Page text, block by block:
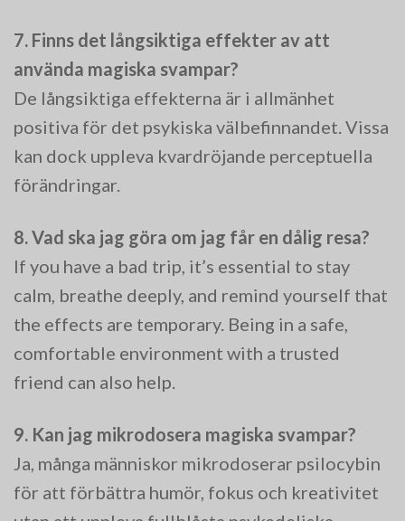
7. Finns det långsiktiga effekter av att
använda magiska svampar?
De långsiktiga effekterna är i allmänhet
positiva för det psykiska välbefinnandet. Vissa
kan dock uppleva kvardröjande perceptuella
förändringar.
8. Vad ska jag göra om jag får en dålig resa?
If you have a bad trip, it’s essential to stay
calm, breathe deeply, and remind yourself that
the effects are temporary. Being in a safe,
comfortable environment with a trusted
friend can also help.
9. Kan jag mikrodosera magiska svampar?
Ja, många människor mikrodoserar psilocybin
för att förbättra humör, fokus och kreativitet